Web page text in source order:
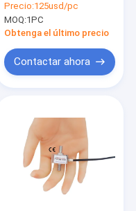
sensor 300N de la
fuerza de la tensión
30kg
Precio:125usd/pc
MOQ:1PC
Obtenga el último precio
Contactar ahora